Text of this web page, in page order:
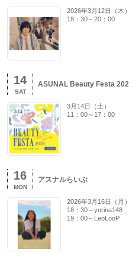
2026年3月12日（木）
18：30～20：00
14
SAT
ASUNAL Beauty Festa
3月14日（土）
11：00～17：00
16
MON
アスナルらいぶ
2026年3月16日（月）
18：30～yurina148
19：00～LeoLooP